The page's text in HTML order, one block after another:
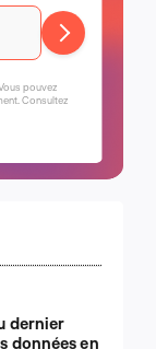
pouvez
Consultez
dernier
données en